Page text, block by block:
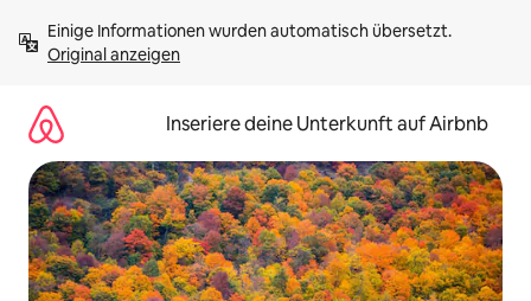
Inhalten
springenOriginal anzeigen
Inseriere deine Unterkunft auf Airbnb